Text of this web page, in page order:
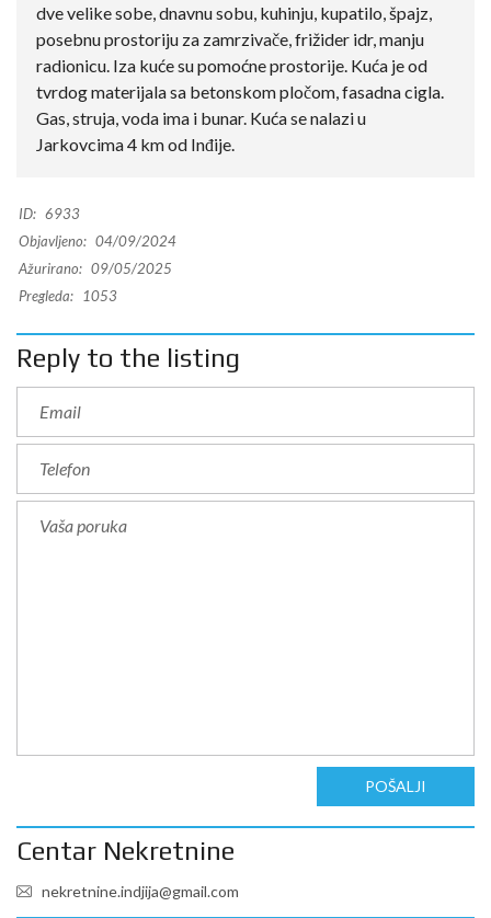
dve velike sobe, dnavnu sobu, kuhinju, kupatilo, špajz,
posebnu prostoriju za zamrzivače, frižider idr, manju
radionicu. Iza kuće su pomoćne prostorije. Kuća je od
tvrdog materijala sa betonskom pločom, fasadna cigla.
Gas, struja, voda ima i bunar. Kuća se nalazi u
Jarkovcima 4 km od Inđije.
ID: 6933
Objavljeno: 04/09/2024
Ažurirano: 09/05/2025
Pregleda:
1053
Reply to the listing
POŠALJI
Centar Nekretnine
nekretnine.indjija@gmail.com